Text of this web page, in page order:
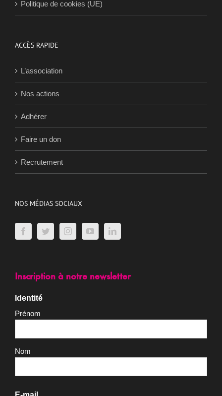
Politique de cookies (UE)
ACCÈS RAPIDE
L’association
Nos actions
Adhérer
Faire un don
Recrutement
NOS MÉDIAS SOCIAUX
Inscription à notre newsletter
Identité
Prénom
Nom